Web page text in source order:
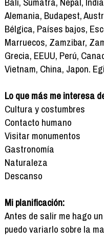
Alemania, Budapest,
Bélgica, Países bajos,
Marruecos, Zamzibar,
Grecia, EEUU, Perú,
Vietnam, China, Japon.
Lo que más me interesa
Cultura y costumbres
Contacto humano
Visitar monumentos
Gastronomía
Naturaleza
Descanso
Mi planificación:
Antes de salir me hago
puedo variarlo sobre la